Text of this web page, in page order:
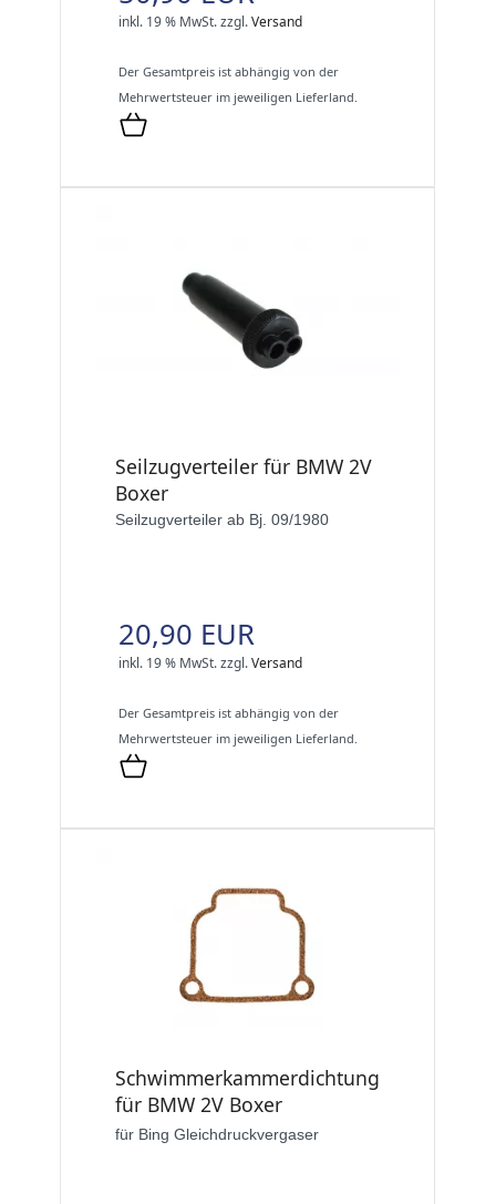
inkl. 19 % MwSt.zzgl.Versand
Der Gesamtpreis ist abhängig von der
Mehrwertsteuer im jeweiligen Lieferland.
Seilzugverteiler für BMW 2V
Boxer
Seilzugverteiler ab Bj. 09/1980
20,90 EUR
inkl. 19 % MwSt.zzgl.Versand
Der Gesamtpreis ist abhängig von der
Mehrwertsteuer im jeweiligen Lieferland.
Schwimmerkammerdichtung
für BMW 2V Boxer
für Bing Gleichdruckvergaser